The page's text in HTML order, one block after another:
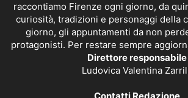
raccontiamo Firenze ogni giorno, da
curiosità, tradizioni e personaggi della
giorno, gli appuntamenti da non
protagonisti. Per restare sempre
Direttore responsabile
Ludovica Valentina